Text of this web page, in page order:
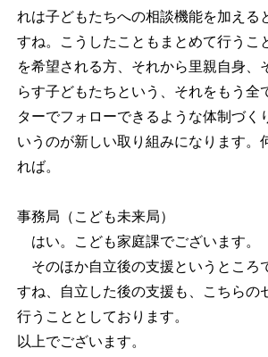
れは子どもたちへの相談機能を加える
すね。こうしたこともまとめて行うこ
を希望される方、それから里親自身、
らす子どもたちという、それをもう全
ターでフォローできるような体制づく
いうのが新しい取り組みになります。
れば。
事務局（こども未来局）
はい。こども家庭課でございます。
そのほか自立後の支援というところ
すね、自立した後の支援も、こちらの
行うこととしております。
以上でございます。